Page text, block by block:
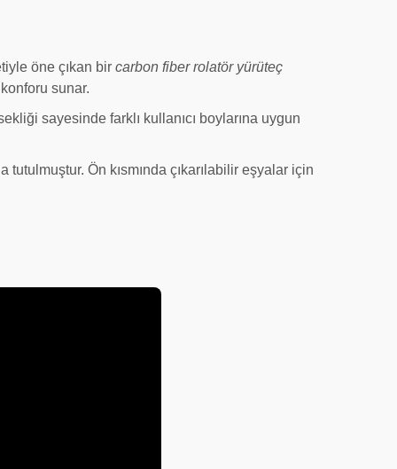
öne çıkan bir carbon fiber rolatör yürüteç
sunar.
sayesinde farklı kullanıcı boylarına uygun
Ön kısmında çıkarılabilir eşyalar için